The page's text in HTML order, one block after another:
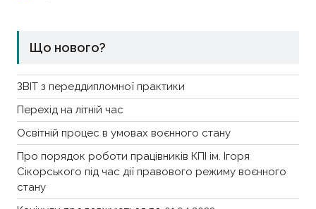
Що нового?
ЗВІТ з переддипломної практики
Перехід на літній час
Освітній процес в умовах воєнного стану
Про порядок роботи працівників КПІ ім. Ігоря
Сікорського під час дії правового режиму воєнного
стану